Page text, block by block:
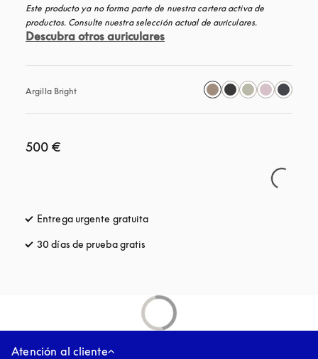
Este producto ya no forma parte de nuestra cartera activa de
productos. Consulte nuestra selección actual de auriculares.
Descubra otros auriculares
Argilla Bright
500 €
Entrega urgente gratuita
30 días de prueba gratis
Atención al cliente